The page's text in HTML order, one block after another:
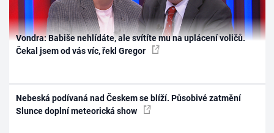
Vondra: Babiše nehlídáte, ale svítíte mu na uplácení voličů.
Čekal jsem od vás víc, řekl Gregor
Nebeská podívaná nad Českem se blíží. Působivé zatmění
Slunce doplní meteorická show